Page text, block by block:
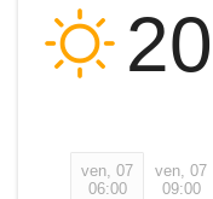
20
ven, 07
06:00
ven, 07
09:00